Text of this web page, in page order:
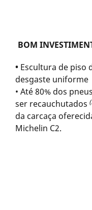
BOM
• Escultura de piso
desgaste uniforme
• Até 80% dos
ser recauchutados
da carcaça
Michelin C2.